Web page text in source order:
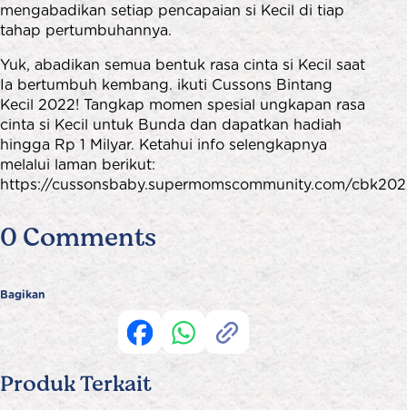
mengabadikan setiap pencapaian si Kecil di tiap
tahap pertumbuhannya.
Yuk, abadikan semua bentuk rasa cinta si Kecil saat
Ia bertumbuh kembang. ikuti Cussons Bintang
Kecil 2022! Tangkap momen spesial ungkapan rasa
cinta si Kecil untuk Bunda dan dapatkan hadiah
hingga Rp 1 Milyar. Ketahui info selengkapnya
melalui laman berikut:
https://cussonsbaby.supermomscommunity.com/
0 Comments
Bagikan
Produk Terkait